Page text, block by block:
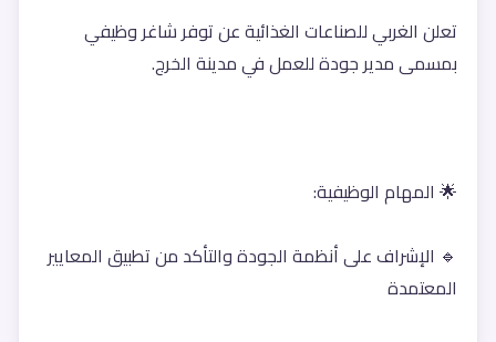
بمسمى مدير جودة للعمل في مدينة الخرج.
🌟 المهام الوظيفية:
🔹 الإشراف على أنظمة الجودة والتأكد من تطبيق المعايير
المعتمدة